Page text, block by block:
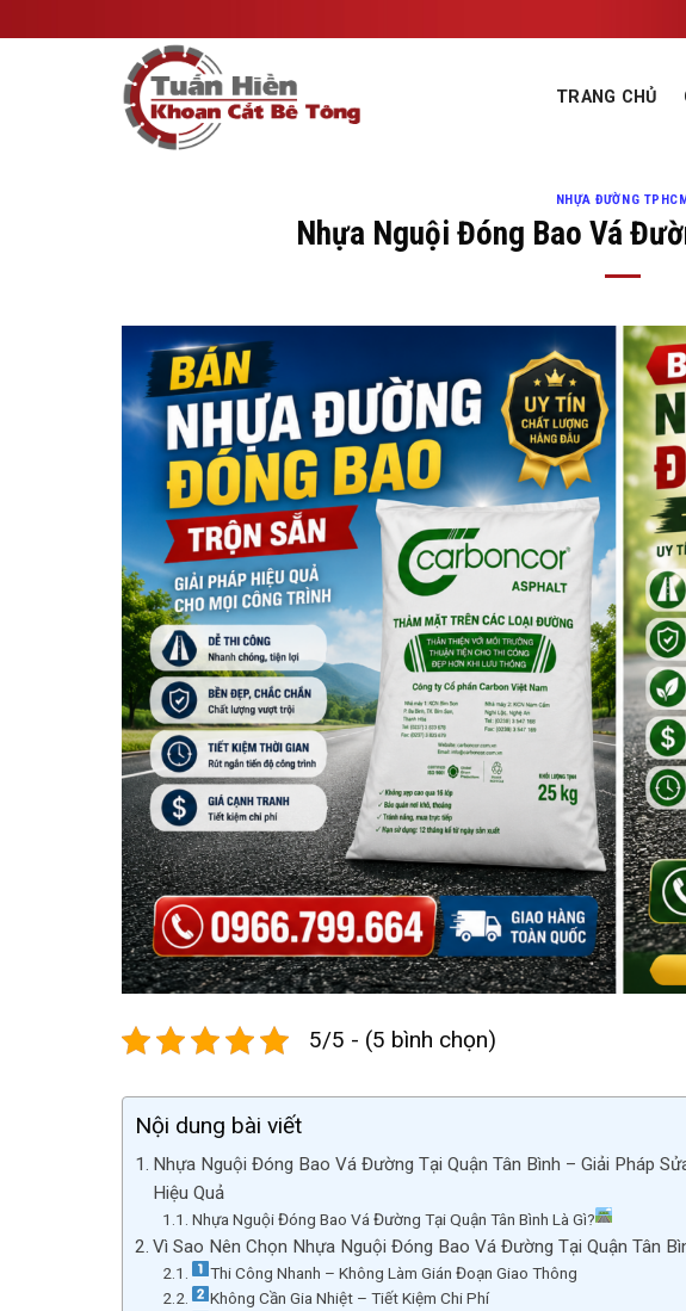
to
TRANG CHỦ
NHỰA ĐƯỜNG
Nhựa Nguội Đóng Bao Vá
5/5 - (5 bình chọn)
Nội dung bài viết
Nhựa Nguội Đóng Bao Vá Đường Tại Quận Tân Bình – Giải Pháp
Hiệu Quả
Nhựa Nguội Đóng Bao Vá Đường Tại Quận Tân Bình Là Gì?
Vì Sao Nên Chọn Nhựa Nguội Đóng Bao Vá Đường Tại Quận Tân
Thi Công Nhanh – Không Làm Gián Đoạn Giao Thông
Không Cần Gia Nhiệt – Tiết Kiệm Chi Phí